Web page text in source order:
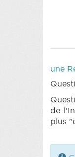
une
de
plus